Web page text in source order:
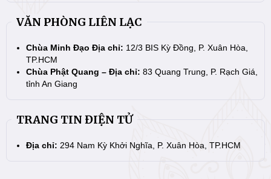
VĂN PHÒNG LIÊN LẠC
Chùa Minh Đạo Địa chỉ: 12/3 BIS Kỳ Đồng, P. Xuân Hòa,
TP.HCM
Chùa Phật Quang – Địa chỉ: 83 Quang Trung, P. Rạch Giá,
tỉnh An Giang
TRANG TIN ĐIỆN TỬ
Địa chỉ: 294 Nam Kỳ Khởi Nghĩa, P. Xuân Hòa, TP.HCM